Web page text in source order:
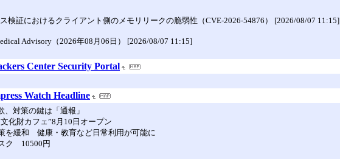
ス検証におけるクライアント側のメモリリークの脆弱性（CVE-2026-54876） [2026/08/07 11:15]
Advisory（2026年08月06日） [2026/08/07 11:15]
Center Security Portal
Watch Headline
、対策の鍵は「通報」
化財カフェ”8月10日オープン
を緩和 健康・教育など日常利用が可能に
ク 10500円